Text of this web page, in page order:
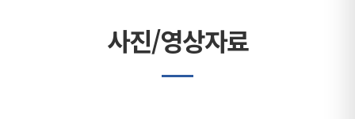
사진/영상자료